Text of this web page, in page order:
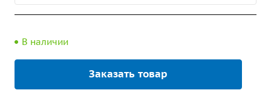
В наличии
Заказать товар